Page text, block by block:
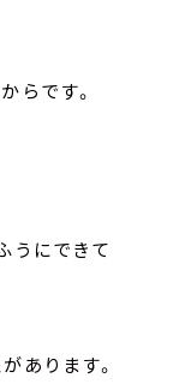
らです。
うにできて
あります。